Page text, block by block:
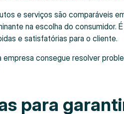
e serviços são comparáveis
na escolha do consumidor.
e satisfatórias para o cliente.
empresa consegue resolver
para